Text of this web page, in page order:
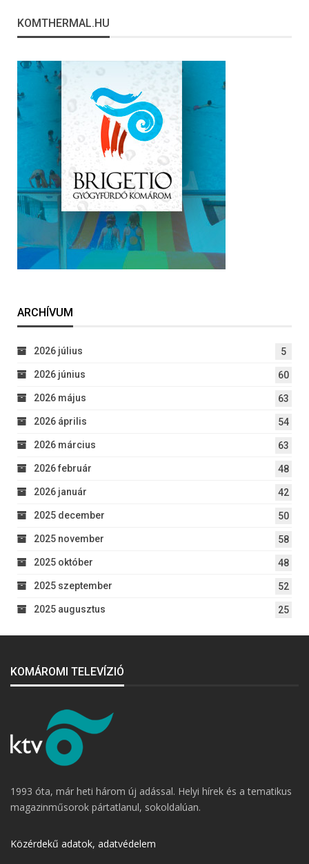
KOMTHERMAL.HU
ARCHÍVUM
2026 július 5
2026 június 60
2026 május 63
2026 április 54
2026 március 63
2026 február 48
2026 január 42
2025 december 50
2025 november 58
2025 október 48
2025 szeptember 52
2025 augusztus 25
KOMÁROMI TELEVÍZIÓ
1993 óta, már heti három új adással. Helyi hírek és a tematikus
magazinműsorok pártatlanul, sokoldalúan.
Közérdekű adatok, adatvédelem